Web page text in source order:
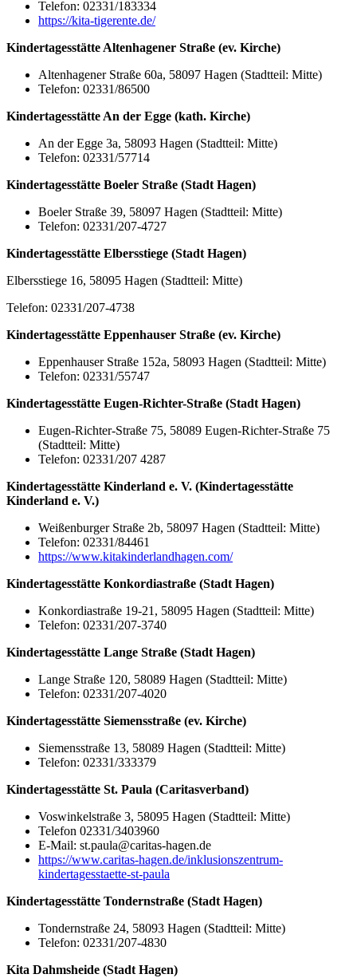
Telefon: 02331/183334
https://kita-tigerente.de/
Kindertagesstätte Altenhagener Straße (ev. Kirche)
Altenhagener Straße 60a, 58097 Hagen (Stadtteil: Mitte)
Telefon: 02331/86500
Kindertagesstätte An der Egge (kath. Kirche)
An der Egge 3a, 58093 Hagen (Stadtteil: Mitte)
Telefon: 02331/57714
Kindertagesstätte Boeler Straße (Stadt Hagen)
Boeler Straße 39, 58097 Hagen (Stadtteil: Mitte)
Telefon: 02331/207-4727
Kindertagesstätte Elbersstiege (Stadt Hagen)
Elbersstiege 16, 58095 Hagen (Stadtteil: Mitte)
Telefon: 02331/207-4738
Kindertagesstätte Eppenhauser Straße (ev. Kirche)
Eppenhauser Straße 152a, 58093 Hagen (Stadtteil: Mitte)
Telefon: 02331/55747
Kindertagesstätte Eugen-Richter-Straße (Stadt Hagen)
Eugen-Richter-Straße 75, 58089 Eugen-Richter-Straße 75
(Stadtteil: Mitte)
Telefon: 02331/207 4287
Kindertagesstätte Kinderland e. V. (Kindertagesstätte
Kinderland e. V.)
Weißenburger Straße 2b, 58097 Hagen (Stadtteil: Mitte)
Telefon: 02331/84461
https://www.kitakinderlandhagen.com/
Kindertagesstätte Konkordiastraße (Stadt Hagen)
Konkordiastraße 19-21, 58095 Hagen (Stadtteil: Mitte)
Telefon: 02331/207-3740
Kindertagesstätte Lange Straße (Stadt Hagen)
Lange Straße 120, 58089 Hagen (Stadtteil: Mitte)
Telefon: 02331/207-4020
Kindertagesstätte Siemensstraße (ev. Kirche)
Siemensstraße 13, 58089 Hagen (Stadtteil: Mitte)
Telefon: 02331/333379
Kindertagesstätte St. Paula (Caritasverband)
Voswinkelstraße 3, 58095 Hagen (Stadtteil: Mitte)
Telefon 02331/3403960
E-Mail: st.paula@caritas-hagen.de
https://www.caritas-hagen.de/inklusionszentrum-
kindertagesstaette-st-paula
Kindertagesstätte Tondernstraße (Stadt Hagen)
Tondernstraße 24, 58093 Hagen (Stadtteil: Mitte)
Telefon: 02331/207-4830
Kita Dahmsheide (Stadt Hagen)